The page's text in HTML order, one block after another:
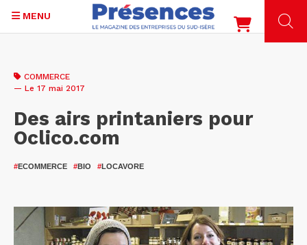
contenu
MENU
COMMERCE
— Le 17 mai 2017
Des airs printaniers pour
Oclico.com
#ECOMMERCE #BIO #LOCAVORE